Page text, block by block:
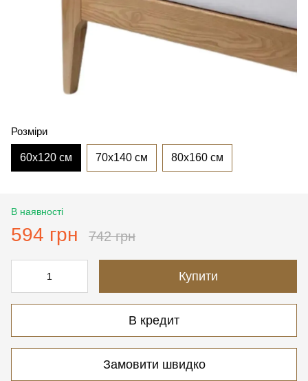
Розміри
60x120 см 70x140 см 80x160 см
В наявності
594 грн 742 грн
Купити
В кредит
Замовити швидко